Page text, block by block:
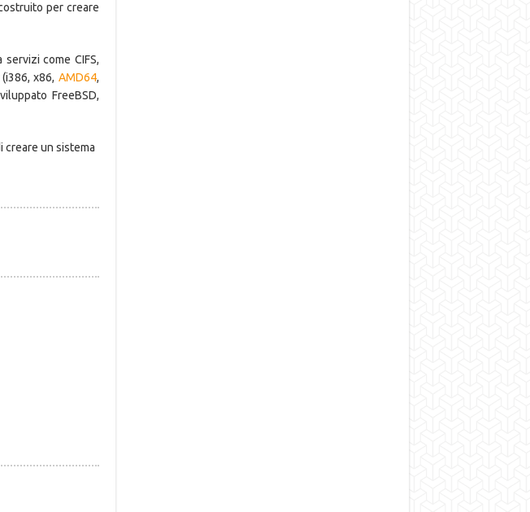
per creare
come CIFS,
x86, AMD64,
FreeBSD,
creare un sistema